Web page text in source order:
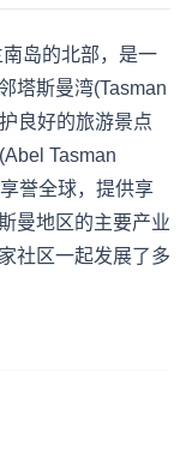
岛的北部，是一
塔斯曼湾(Tasman
良好的旅游景点
Tasman
誉全球，提供享
曼地区的主要产业
社区一起发展了多